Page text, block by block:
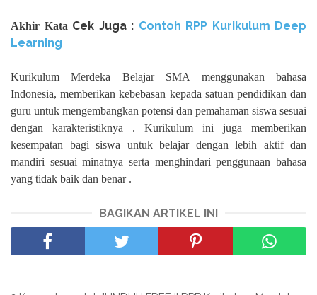
Akhir Kata Cek Juga : Contoh RPP Kurikulum Deep
Learning
Kurikulum Merdeka Belajar SMA menggunakan bahasa
Indonesia, memberikan kebebasan kepada satuan pendidikan dan
guru untuk mengembangkan potensi dan pemahaman siswa sesuai
dengan karakteristiknya . Kurikulum ini juga memberikan
kesempatan bagi siswa untuk belajar dengan lebih aktif dan
mandiri sesuai minatnya serta menghindari penggunaan bahasa
yang tidak baik dan benar .
BAGIKAN ARTIKEL INI